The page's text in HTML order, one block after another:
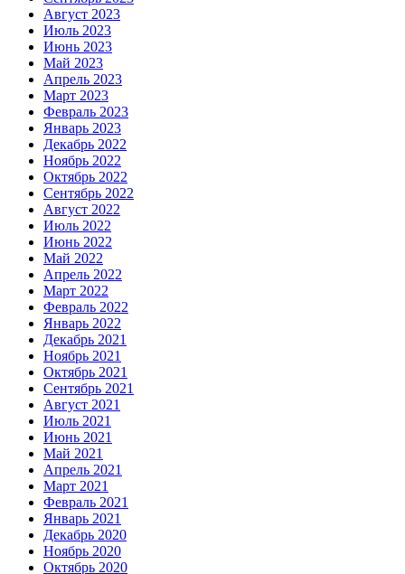
Август 2023
Июль 2023
Июнь 2023
Май 2023
Апрель 2023
Март 2023
Февраль 2023
Январь 2023
Декабрь 2022
Ноябрь 2022
Октябрь 2022
Сентябрь 2022
Август 2022
Июль 2022
Июнь 2022
Май 2022
Апрель 2022
Март 2022
Февраль 2022
Январь 2022
Декабрь 2021
Ноябрь 2021
Октябрь 2021
Сентябрь 2021
Август 2021
Июль 2021
Июнь 2021
Май 2021
Апрель 2021
Март 2021
Февраль 2021
Январь 2021
Декабрь 2020
Ноябрь 2020
Октябрь 2020